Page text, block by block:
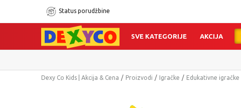
Status porudžbine
SVE KATEGORIJE AKCIJA
Dexy Co Kids | Akcija & Cena Proizvodi Igračke Edukativne igračke